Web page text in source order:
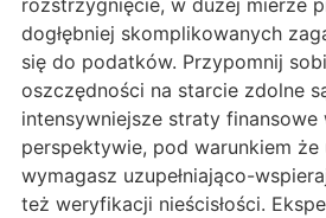
rozstrzygnięcie, w dużej mierze
dogłębniej skomplikowanych
się do podatków. Przypomnij
oszczędności na starcie zdolne
intensywniejsze straty finansowe
perspektywie, pod warunkiem że
wymagasz uzupełniająco-
też weryfikacji nieścisłości.